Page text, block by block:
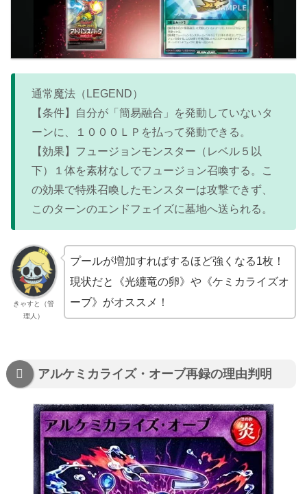
通常魔法（LEGEND）
【条件】自分が「簡易融合」を発動していないタ
ーンに、１０００ＬＰを払って発動できる。
【効果】フュージョンモンスター（レベル５以
下）１体を素材なしでフュージョン召喚する。こ
の効果で特殊召喚したモンスターは攻撃できず、
このターンのエンドフェイズに墓地へ送られる。
きゃすと（管
理人）
プールが増加すればするほど強くなる1枚！
現状だと《光纏竜の卵》や《ケミカライズオ
ーブ》がオススメ！
アルケミカライズ・オーブ再録の理由判明